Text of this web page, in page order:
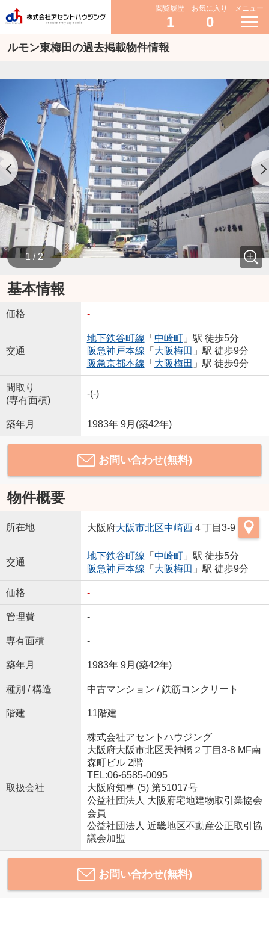
閲覧履歴
1
お気に入り
0
メニュー
ルモン東梅田の過去掲載物件情報
1 / 2
基本情報
価格 -
交通
地下鉄谷町線 「 中崎町」駅 徒歩5分
阪急神戸本線 「 大阪梅田 」駅 徒歩9分
阪急京都本線 「 大阪梅田 」駅 徒歩9分
間取り
(専有面積)
-(-)
築年月 1983年 9月(築42年)
お問い合わせ(無料)
物件概要
所在地 大阪府大阪市北区中崎西４丁目3-9
交通
地下鉄谷町線 「 中崎町」駅 徒歩5分
阪急神戸本線 「 大阪梅田 」駅 徒歩9分
価格 -
管理費 -
専有面積 -
築年月 1983年 9月(築42年)
種別 / 構造 中古マンション / 鉄筋コンクリート
階建 11階建
取扱会社
株式会社アセントハウジング
大阪府大阪市北区天神橋２丁目3-8 MF南
森町ビル 2階
TEL:06-6585-0095
大阪府知事 (5) 第51017号
公益社団法人 大阪府宅地建物取引業協会
会員
公益社団法人 近畿地区不動産公正取引協
議会加盟
お問い合わせ(無料)